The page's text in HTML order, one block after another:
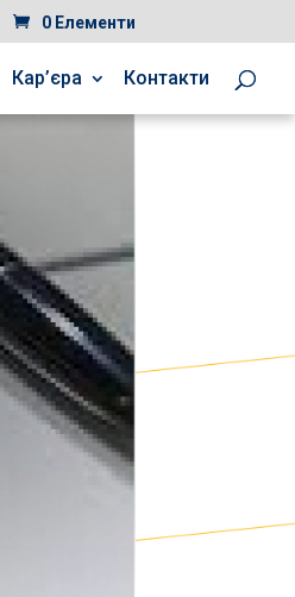
0 Елементи
Кар’єра Контакти